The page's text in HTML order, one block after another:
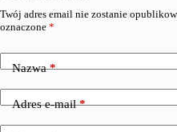
Twój adres email nie zostanie
oznaczone *
Nazwa*
Adres e-mail*